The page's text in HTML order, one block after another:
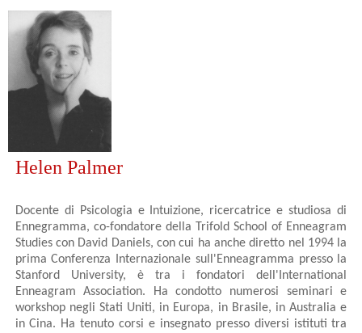
Helen Palmer
Docente di Psicologia e Intuizione, ricercatrice e studiosa di
Ennegramma, co-fondatore della Trifold School of Enneagram
Studies con David Daniels, con cui ha anche diretto nel 1994 la
prima Conferenza Internazionale sull'Enneagramma presso la
Stanford University, è tra i fondatori dell'International
Enneagram Association. Ha condotto numerosi seminari e
workshop negli Stati Uniti, in Europa, in Brasile, in Australia e
in Cina. Ha tenuto corsi e insegnato presso diversi istituti tra